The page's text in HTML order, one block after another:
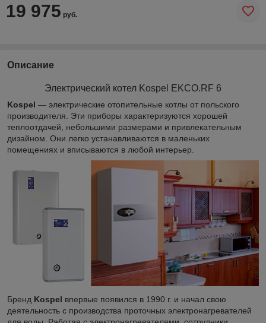
19 975 руб.
Описание
Электрический котел Kospel EKCO.RF 6
Kospel — электрические отопительные котлы от польского
производителя. Эти приборы характеризуются хорошей
теплоотдачей, небольшими размерами и привлекательным
дизайном. Они легко устанавливаются в маленьких
помещениях и вписываются в любой интерьер.
Бренд Kospel впервые появился в 1990 г. и начал свою
деятельность с производства проточных электронагревателей